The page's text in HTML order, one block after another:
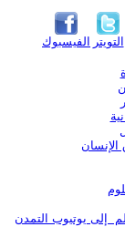
الفيسبوك التويتر
الإنسان
إلى يوتيوب التمدن